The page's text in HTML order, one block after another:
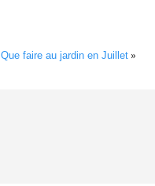
Que faire au jardin en Juillet »